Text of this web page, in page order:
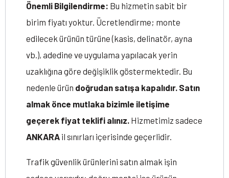
Önemli Bilgilendirme: Bu hizmetin sabit bir
birim fiyatı yoktur. Ücretlendirme; monte
edilecek ürünün türüne (kasis, delinatör, ayna
vb.), adedine ve uygulama yapılacak yerin
uzaklığına göre değişiklik göstermektedir. Bu
nedenle ürün doğrudan satışa kapalıdır. Satın
almak önce mutlaka bizimle iletişime
geçerek fiyat teklifi alınız. Hizmetimiz sadece
ANKARA il sınırları içerisinde geçerlidir.
Trafik güvenlik ürünlerini satın almak işin